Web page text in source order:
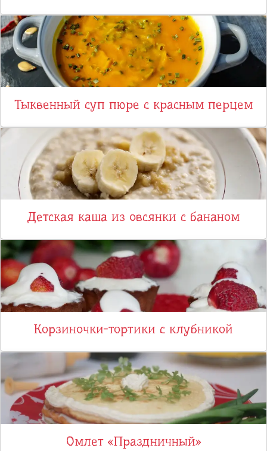
Тыквенный суп пюре с красным перцем
Детская каша из овсянки с бананом
Корзиночки-тортики с клубникой
Омлет «Праздничный»